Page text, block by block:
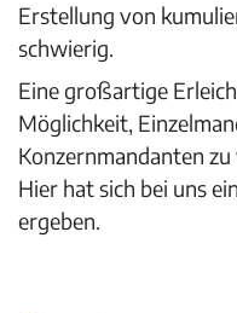
Erstellung von
schwierig.
Eine großartige
Möglichkeit,
Konzernmandanten
Hier hat sich bei uns
ergeben.